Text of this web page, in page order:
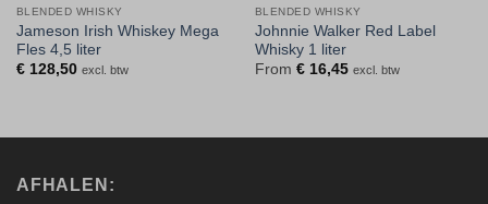
BLENDED WHISKY
Jameson Irish Whiskey Mega
Fles 4,5 liter
€128,50 excl. btw
BLENDED WHISKY
Johnnie Walker Red Label
Whisky 1 liter
From €16,45 excl. btw
AFHALEN: